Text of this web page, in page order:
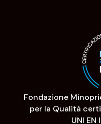
Fondazione
per la Qualità
UNI EN